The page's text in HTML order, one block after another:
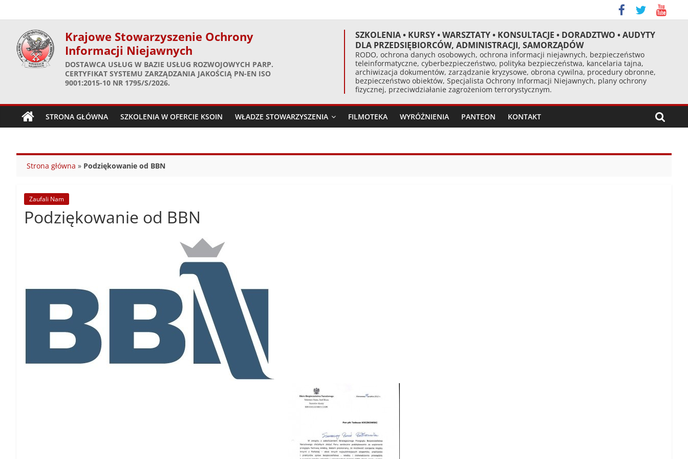
to
content
Krajowe Stowarzyszenie Ochrony
Informacji Niejawnych
DOSTAWCA USŁUG W BAZIE USŁUG ROZWOJOWYCH PARP.
CERTYFIKAT SYSTEMU ZARZĄDZANIA JAKOŚCIĄ PN-EN ISO
9001:2015-10 NR 1795/S/2026.
SZKOLENIA • KURSY • WARSZTATY • KONSULTACJE • DORADZTWO • AUDYTY
DLA PRZEDSIĘBIORCÓW, ADMINISTRACJI, SAMORZĄDÓW
RODO, ochrona danych osobowych, ochrona informacji niejawnych, bezpieczeństwo
teleinformatyczne, cyberbezpieczeństwo, polityka bezpieczeństwa, kancelaria tajna,
archiwizacja dokumentów, zarządzanie kryzysowe, obrona cywilna, procedury obronne,
bezpieczeństwo obiektów, Specjalista Ochrony Informacji Niejawnych, plany ochrony
fizycznej, przeciwdziałanie zagrożeniom terrorystycznym.
STRONA GŁÓWNA SZKOLENIA W OFERCIE KSOIN WŁADZE STOWARZYSZENIA FILMOTEKA WYRÓŻNIENIA PANTEON KONTAKT
Strona główna » Podziękowanie od BBN
Zaufali Nam
Podziękowanie od BBN